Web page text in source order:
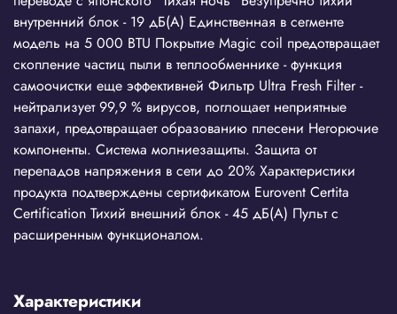
внутренний блок - 19 дБ(А) Единственная в сегменте
модель на 5 000 BTU Покрытие Magic coil предотвращает
скопление частиц пыли в теплообменнике - функция
самоочистки еще эффективней Фильтр Ultra Fresh Filter -
нейтрализует 99,9 % вирусов, поглощает неприятные
запахи, предотвращает образованию плесени Негорючие
компоненты. Система молниезащиты. Защита от
перепадов напряжения в сети до 20% Характеристики
продукта подтверждены сертификатом Eurovent Certita
Certification Тихий внешний блок - 45 дБ(А) Пульт с
расширенным функционалом.
Характеристики